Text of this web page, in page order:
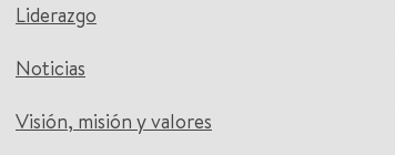
Liderazgo
Noticias
Visión, misión y valores